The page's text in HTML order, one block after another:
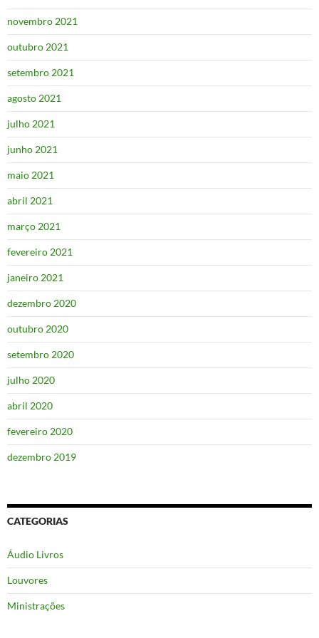
novembro 2021
outubro 2021
setembro 2021
agosto 2021
julho 2021
junho 2021
maio 2021
abril 2021
março 2021
fevereiro 2021
janeiro 2021
dezembro 2020
outubro 2020
setembro 2020
julho 2020
abril 2020
fevereiro 2020
dezembro 2019
CATEGORIAS
Áudio Livros
Louvores
Ministrações